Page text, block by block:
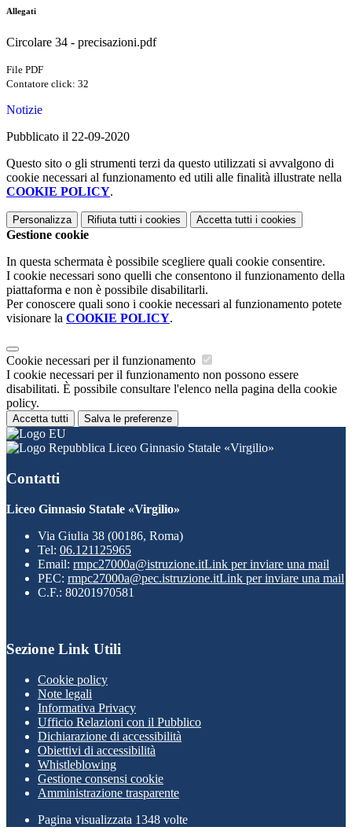
Allegati
Circolare 34 - precisazioni.pdf
File PDF
Contatore click: 32
Notizie
Pubblicato il 22-09-2020
Questo sito o gli strumenti terzi da questo utilizzati si avvalgono di
cookie necessari al funzionamento ed utili alle finalità illustrate nella
COOKIE POLICY.
Personalizza Rifiuta tutti i cookies Accetta tutti i cookies
Gestione cookie
In questa schermata è possibile scegliere quali cookie consentire.
I cookie necessari sono quelli che consentono il funzionamento della
piattaforma e non è possibile disabilitarli.
Per conoscere quali sono i cookie necessari al funzionamento potete
visionare la COOKIE POLICY.
Cookie necessari per il funzionamento
I cookie necessari per il funzionamento non possono essere
disabilitati. È possibile consultare l'elenco nella pagina della cookie
policy.
Accetta tutti Salva le preferenze
Liceo Ginnasio Statale «Virgilio»
Contatti
Liceo Ginnasio Statale «Virgilio»
Via Giulia 38 (00186, Roma)
Tel: 06.121125965
Email: rmpc27000a@istruzione.itLink per inviare una mail
PEC: rmpc27000a@pec.istruzione.itLink per inviare una mail
C.F.: 80201970581
Sezione Link Utili
Cookie policy
Note legali
Informativa Privacy
Ufficio Relazioni con il Pubblico
Dichiarazione di accessibilità
Obiettivi di accessibilità
Whistleblowing
Gestione consensi cookie
Amministrazione trasparente
Pagina visualizzata 1348 volte